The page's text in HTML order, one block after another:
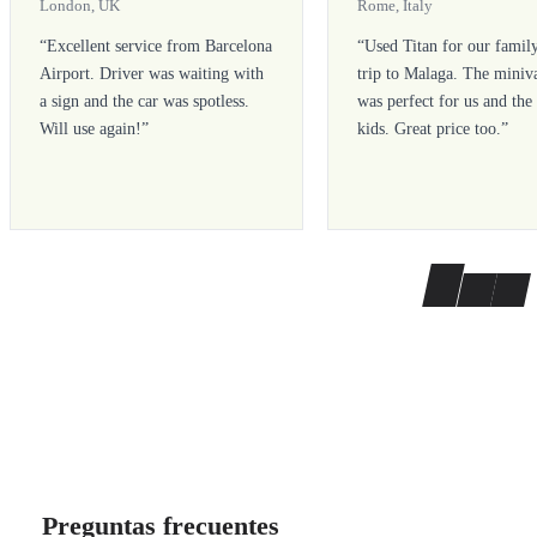
London, UK
“Excellent service from Barcelona
Airport. Driver was waiting with
a sign and the car was spotless.
Will use again!”
Rome, Italy
“Used Titan for our
trip to Malaga. The
was perfect for us and the
kids. Great price too.”
Preguntas frecuentes